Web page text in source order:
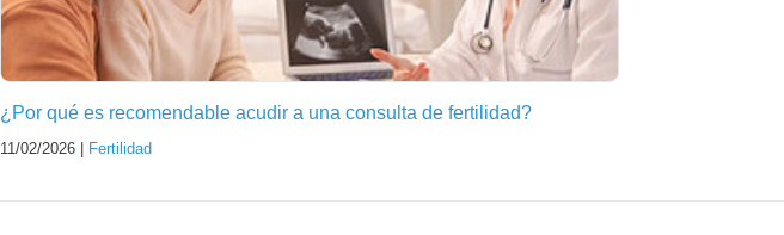
¿Por qué es recomendable acudir a una consulta de fertilidad?
11/02/2026 | Fertilidad